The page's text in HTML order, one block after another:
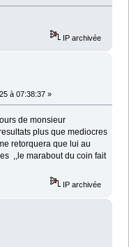
IP archivée
à 07:38:37 »
de monsieur
plus que mediocres
retorquera que lui au
,,le marabout du coin fait
IP archivée